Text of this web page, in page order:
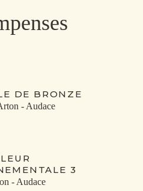
DE BRONZE
- Audace
3
- Audace